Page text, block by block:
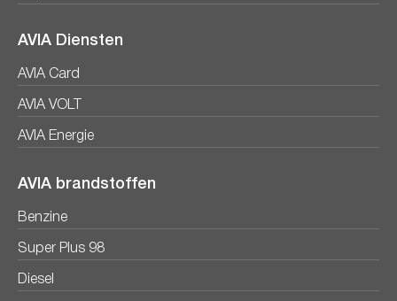
AVIA Diensten
AVIA Card
AVIA VOLT
AVIA Energie
AVIA brandstoffen
Benzine
Super Plus 98
Diesel